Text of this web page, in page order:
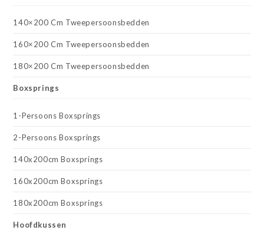
140×200 Cm Tweepersoonsbedden
160×200 Cm Tweepersoonsbedden
180×200 Cm Tweepersoonsbedden
Boxsprings
1-Persoons Boxsprings
2-Persoons Boxsprings
140x200cm Boxsprings
160x200cm Boxsprings
180x200cm Boxsprings
Hoofdkussen